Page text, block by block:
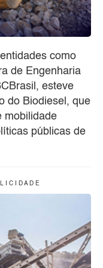
como
de Engenharia
esteve
do Biodiesel, que
mobilidade
públicas de
I C I D A D E